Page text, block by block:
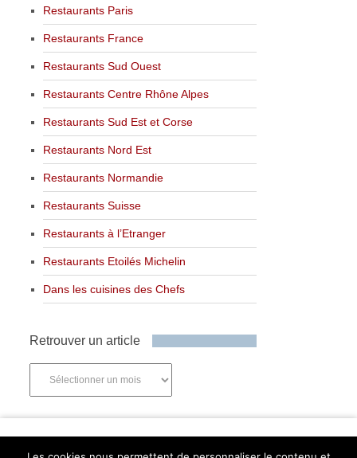
Restaurants Paris
Restaurants France
Restaurants Sud Ouest
Restaurants Centre Rhône Alpes
Restaurants Sud Est et Corse
Restaurants Nord Est
Restaurants Normandie
Restaurants Suisse
Restaurants à l’Etranger
Restaurants Etoilés Michelin
Dans les cuisines des Chefs
Retrouver un article